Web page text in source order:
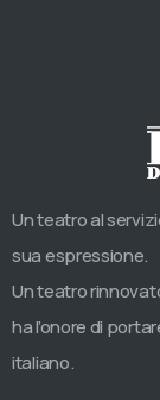
Un teatro al
sua espressione.
Un teatro
ha l’onore di
italiano.